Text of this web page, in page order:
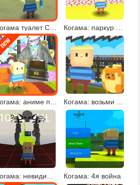
Когама туалет Скибиди
Когама: 4я война